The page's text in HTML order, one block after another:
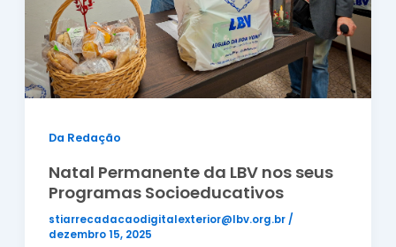
Da Redação
Natal Permanente da LBV nos seus
Programas Socioeducativos
stiarrecadacaodigitalexterior@lbv.org.br/
dezembro 15, 2025